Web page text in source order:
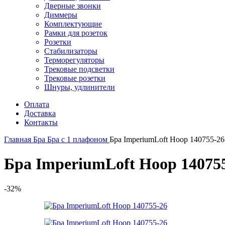
Дверные звонки
Диммеры
Комплектующие
Рамки для розеток
Розетки
Стабилизаторы
Терморегуляторы
Трековые подсветки
Трековые розетки
Шнуры, удлинители
Оплата
Доставка
Контакты
Главная Бра Бра с 1 плафоном Бра ImperiumLoft Hoop 140755-26
Бра ImperiumLoft Hoop
-32%